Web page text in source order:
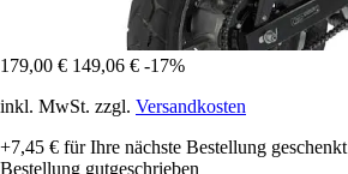
179,00 € 149,06 € -17%
inkl. MwSt. zzgl. Versandkosten
+7,45 € für Ihre nächste Bestellung geschenkt
Bestellung gutgeschrieben